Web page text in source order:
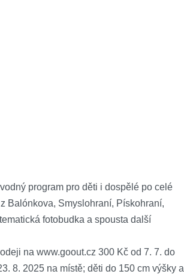
program pro děti i dospělé po celé
Balónkova, Smyslohraní, Pískohraní,
fotobudka a spousta další
na www.goout.cz 300 Kč od 7. 7. do
8. 2025 na místě; děti do 150 cm výšky a